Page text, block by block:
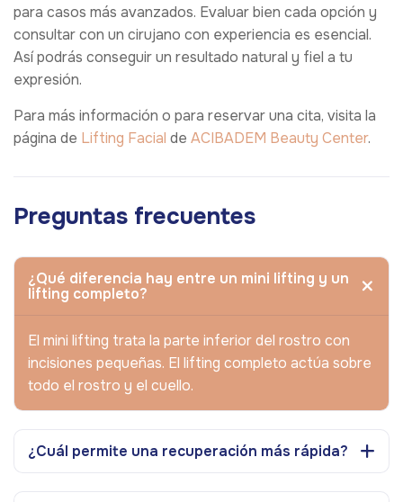
para casos más avanzados. Evaluar bien cada opción y
consultar con un cirujano con experiencia es esencial.
Así podrás conseguir un resultado natural y fiel a tu
expresión.
Para más información o para reservar una cita, visita la
página de Lifting Facial de ACIBADEM Beauty Center.
Preguntas frecuentes
¿Qué diferencia hay entre un mini lifting y un
lifting completo?
El mini lifting trata la parte inferior del rostro con
incisiones pequeñas. El lifting completo actúa sobre
todo el rostro y el cuello.
¿Cuál permite una recuperación más rápida?